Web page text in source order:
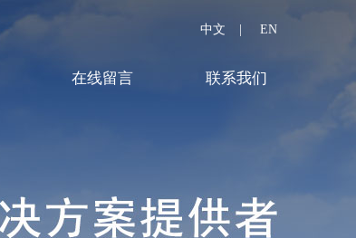
中文 EN
在线留言 联系我们